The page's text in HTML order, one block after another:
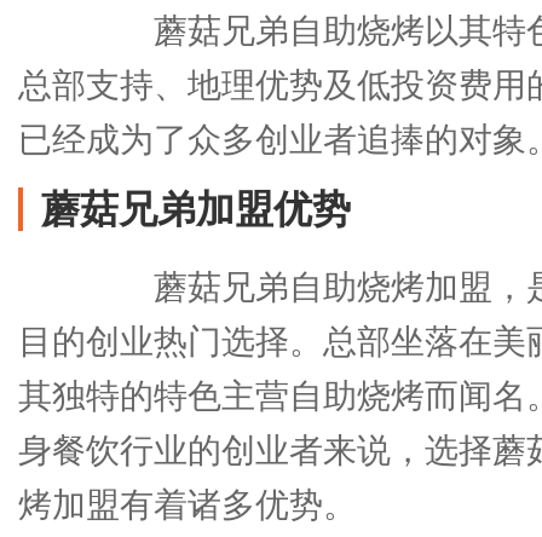
蘑菇兄弟自助烧烤以其特
总部支持、地理优势及低投资费用
已经成为了众多创业者追捧的对象
蘑菇兄弟加盟优势
蘑菇兄弟自助烧烤加盟，
目的创业热门选择。总部坐落在美
其独特的特色主营自助烧烤而闻名
身餐饮行业的创业者来说，选择蘑
烤加盟有着诸多优势。